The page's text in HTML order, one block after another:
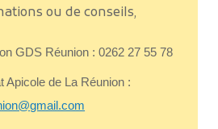
ou de conseils,
GDS Réunion : 0262 27 55 78
Apicole de La Réunion :